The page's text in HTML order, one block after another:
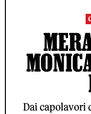
Dai capolavori